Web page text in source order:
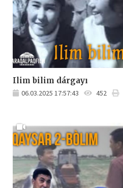
Ilim bilim dárgayı
06.03.2025 17:57:43 452